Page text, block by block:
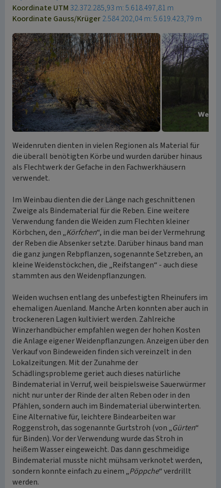
Koordinate UTM 32.372.285,93 m: 5.618.497,81 m
Koordinate Gauss/Krüger2.584.202,04 m: 5.619.423,79 m
Weidenruten dienten in vielen Regionen als Material für
die überall benötigten Körbe und wurden darüber hinaus
als Flechtwerk der Gefache in den Fachwerkhäusern
verwendet.
Im Weinbau dienten die der Länge nach geschnittenen
Zweige als Bindematerial für die Reben. Eine weitere
Verwendung fanden die Weiden zum Flechten kleiner
Körbchen, den „Körfchen“, in die man bei der Vermehrung
der Reben die Absenker setzte. Darüber hinaus band man
die ganz jungen Rebpflanzen, sogenannte Setzreben, an
kleine Weidenstöckchen, die „Reifstangen“ - auch diese
stammten aus den Weidenpflanzungen.
Weiden wuchsen entlang des unbefestigten Rheinufers im
ehemaligen Auenland. Manche Arten konnten aber auch in
trockeneren Lagen kultiviert werden. Zahlreiche
Winzerhandbücher empfahlen wegen der hohen Kosten
die Anlage eigener Weidenpflanzungen. Anzeigen über den
Verkauf von Bindeweiden finden sich vereinzelt in den
Lokalzeitungen. Mit der Zunahme der
Schädlingsprobleme geriet auch dieses natürliche
Bindematerial in Verruf, weil beispielsweise Sauerwürmer
nicht nur unter der Rinde der alten Reben oder in den
Pfählen, sondern auch im Bindematerial überwinterten.
Eine Alternative für, leichtere Bindearbeiten war
Roggenstroh, das sogenannte Gurtstroh (von „Gürten“
für Binden). Vor der Verwendung wurde das Stroh in
heißem Wasser eingeweicht. Das dann geschmeidige
Bindematerial musste nicht mühsam verknotet werden,
sondern konnte einfach zu einem „Pöppche“ verdrillt
werden.